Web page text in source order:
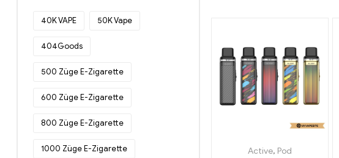
Active, Pod
40K VAPE 50K Vape
404Goods
500 Züge E-Zigarette
600 Züge E-Zigarette
800 Züge E-Zigarette
1000 Züge E-Zigarette